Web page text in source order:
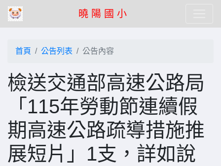
曉 陽 國 小
首頁 公告列表 公告內容
檢送交通部高速公路局
「115年勞動節連續假
期高速公路疏導措施推
展短片」1支，詳如說